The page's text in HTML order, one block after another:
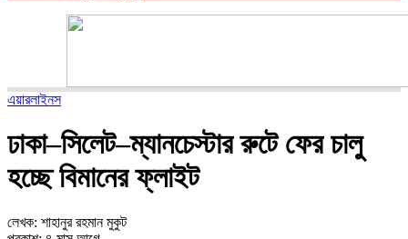
এয়ারলাইনস
ঢাকা–সিলেট–ম্যানচেস্টার রুটে ফের চালু
হচ্ছে বিমানের ফ্লাইট
লেখক: শাহানুর রহমান মুকুট